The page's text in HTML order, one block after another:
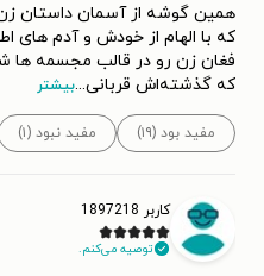
همین گوشه از آسمان داستان
که با الهام از خودش و آدم های
فغان زن رو در قالب مجسمه ها
که گذشته‌اش قربانی...بیشتر
مفید بود (۱۹) مفید نبود (۱)
کاربر 1897218
توصیه می‌کنم.